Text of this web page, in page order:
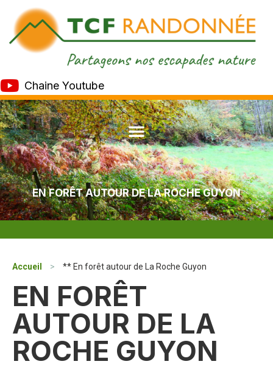
Chaine Youtube
EN FORÊT AUTOUR DE LA ROCHE GUYON
Accueil > ** En forêt autour de La Roche Guyon
EN FORÊT
AUTOUR DE LA
ROCHE GUYON